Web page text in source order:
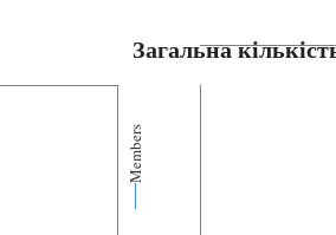
Загальна
Members